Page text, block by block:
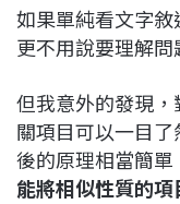
如果單純看文字敘
更不用說要理解
但我意外的發現
關項目可以一目
後的原理相當簡單
能將相似性質的